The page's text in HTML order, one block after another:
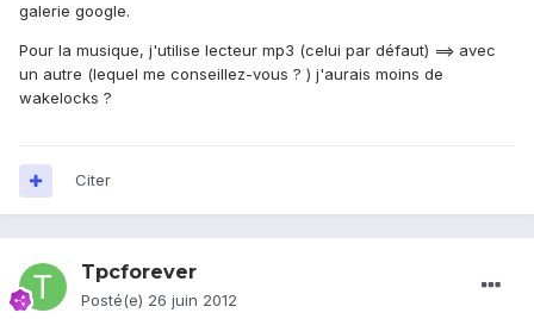
galerie google.
Pour la musique, j'utilise lecteur mp3 (celui par défaut) ==> avec
un autre (lequel me conseillez-vous ? ) j'aurais moins de
wakelocks ?
Citer
Tpcforever
Posté(e) 26 juin 2012